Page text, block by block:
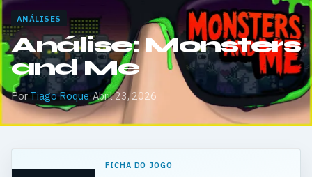
ANÁLISES
Análise: Monsters
and Me
PorTiago Roque·Abril 23, 2026
FICHA DO JOGO